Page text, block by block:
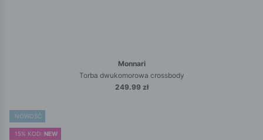
Monnari
Torba dwukomorowa crossbody
249.99 zł
NOWOŚĆ
15% KOD: NEW